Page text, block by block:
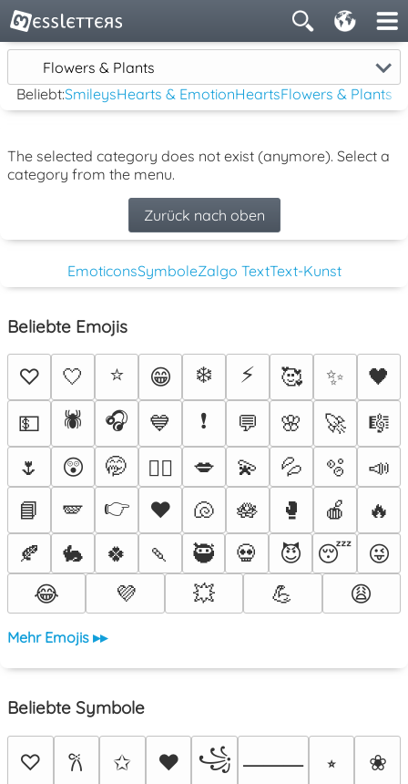
Flowers & Plants
Beliebt:SmileysHearts & EmotionHeartsFlowers & Plants
The selected category does not exist (anymore). Select a
category from the menu.
Zurück nach oben
EmoticonsSymboleZalgo TextText-Kunst
Beliebte Emojis
♡ 🤍 ⭐ 😁 ❄️ ⚡ 🥰 ✨
🖤
💵
🕷️ 🎧 💙 ❗ 💬 🌸 🚀
🎼
🌷
😲 🤭 ❤️‍🔥 💋 💫 💦 🫧
📣
📘
🪽 👉 ♥️ 🐚 🪷 🥊 🍎
🔥
🍂
🐇 🍀 🍡 🥷 💀 😈 😴
😜
😂
💜 💥 💪 😩
Mehr Emojis ▸▸
Beliebte Symbole
♡ 𐙚 ✩ ♥ ꧁ ⸻ ⭒ ❀